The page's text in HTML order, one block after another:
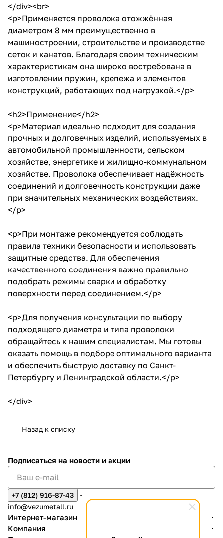
</div><br>
<p>Применяется проволока отожжённая
диаметром 8 мм преимущественно в
машиностроении, строительстве и производстве
сеток и канатов. Благодаря своим техническим
характеристикам она широко востребована в
изготовлении пружин, крепежа и элементов
конструкций, работающих под нагрузкой.</p>
<h2>Применение</h2>
<p>Материал идеально подходит для создания
прочных и долговечных изделий, используемых в
автомобильной промышленности, сельском
хозяйстве, энергетике и жилищно-коммунальном
хозяйстве. Проволока обеспечивает надёжность
соединений и долговечность конструкции даже
при значительных механических воздействиях.
</p>
<p>При монтаже рекомендуется соблюдать
правила техники безопасности и использовать
защитные средства. Для обеспечения
качественного соединения важно правильно
подобрать режимы сварки и обработку
поверхности перед соединением.</p>
<p>Для получения консультации по выбору
подходящего диаметра и типа проволоки
обращайтесь к нашим специалистам. Мы готовы
оказать помощь в подборе оптимального варианта
и обеспечить быструю доставку по Санкт-
Петербургу и Ленинградской области.</p>
</div>
Назад к списку
Подписаться на новости и акции
+7 (812) 916-87-43
info@vezumetall.ru
Интернет-магазин
Компания